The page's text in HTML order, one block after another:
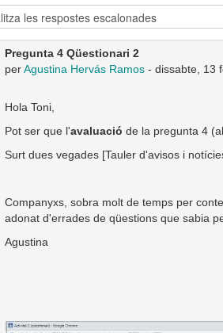
Pregunta 4 Qüestionari 2
perAgustina Hervás Ramos -dissabte, 13
Hola Toni,
Pot ser que l'avaluacióde la pregunta 4
Surt dues vegades [Tauler d'avisos i
Companyxs, sobra molt de temps per
adonat d'errades de qüestions que sabia
Agustina